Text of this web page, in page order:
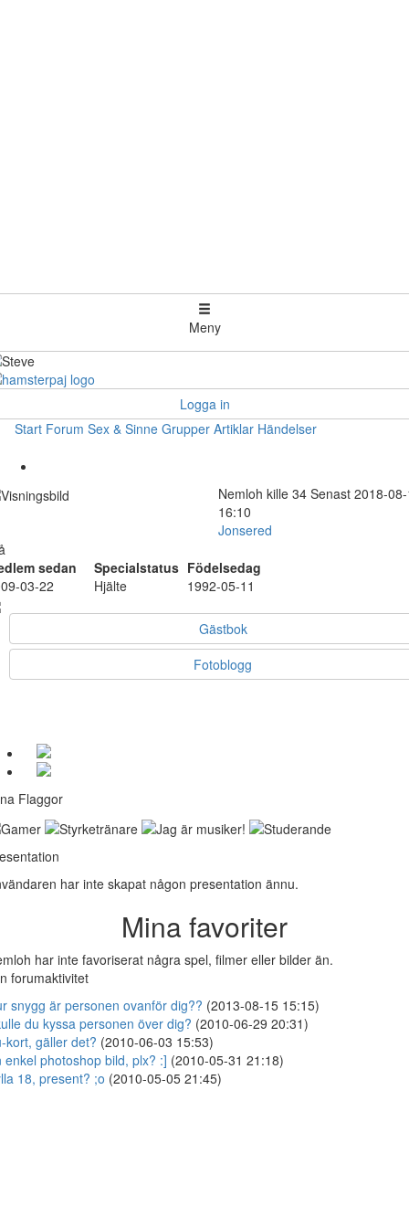
Meny
Logga in
Start Forum Sex & Sinne Grupper Artiklar Händelser
Nemloh kille 34 Senast 2018-
16:10
Jonsered
sedan
Specialstatus Födelsedag
03-22
Hjälte 1992-05-11
Gästbok
Fotoblogg
Flaggor
har inte skapat någon presentation ännu.
Mina favoriter
har inte favoriserat några spel, filmer eller bilder än.
forumaktivitet
snygg är personen ovanför dig?? (2013-08-15 15:15)
du kyssa personen över dig? (2010-06-29 20:31)
kort, gäller det? (2010-06-03 15:53)
enkel photoshop bild, plx? :] (2010-05-31 21:18)
18, present? ;o (2010-05-05 21:45)